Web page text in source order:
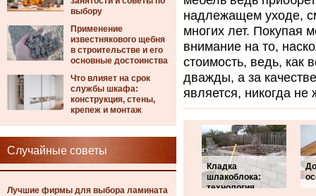
выбору
Применение
известнякового щебня
в строительстве и его
основные достоинства
Что влияет на срок
службы шкафа:
конструкция, стены,
крепеж и монтаж
Случайные советы
Лучшие фирмы для выбора ламината
надлежащем уходе,
многих лет. Покупая
внимание на то,
стоимость, ведь, как
дважды, а за
является, никогда не
Кладка
шлакоблока:
технология,